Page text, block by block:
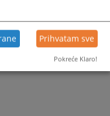
Prihvatam sve
Pokreće Klaro!